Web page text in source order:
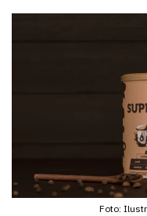
Foto: